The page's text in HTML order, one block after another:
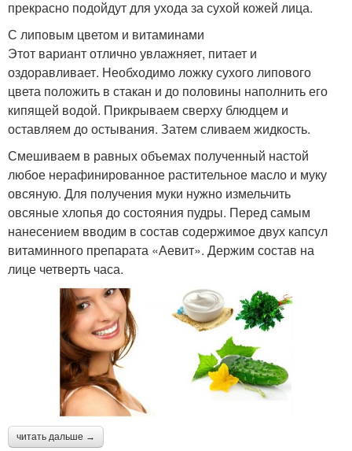
прекрасно подойдут для ухода за сухой кожей лица.
С липовым цветом и витаминами
Этот вариант отлично увлажняет, питает и
оздоравливает. Необходимо ложку сухого липового
цвета положить в стакан и до половины наполнить его
кипящей водой. Прикрываем сверху блюдцем и
оставляем до остывания. Затем сливаем жидкость.
Смешиваем в равных объемах полученный настой
любое нерафинированное растительное масло и муку
овсяную. Для получения муки нужно измельчить
овсяные хлопья до состояния пудры. Перед самым
нанесением вводим в состав содержимое двух капсул
витаминного препарата «Аевит». Держим состав на
лице четверть часа.
читать дальше →